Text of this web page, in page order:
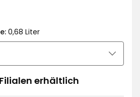
0,68 Liter
erhältlich